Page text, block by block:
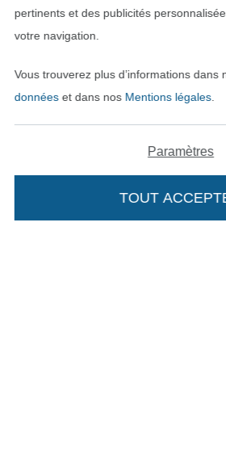
CGV
Droit de
pertinents et des publicités
votre navigation.
Vous trouverez plus d’informations dans
donnéeset dans nos Mentions légales.
Paramètres
TOUT